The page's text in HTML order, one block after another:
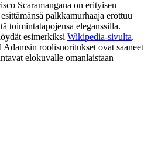
Scaramangana on erityisen
palkkamurhaaja erottuu
toimintatapojensa eleganssilla.
esimerkiksi Wikipedia-sivulta.
roolisuoritukset ovat saaneet
elokuvalle omanlaistaan